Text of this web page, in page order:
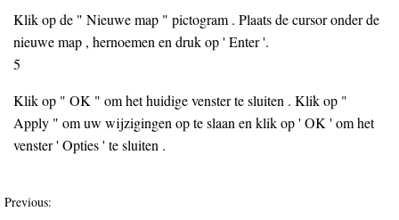
Klik op de " Nieuwe map " pictogram . Plaats de cursor onder de
nieuwe map , hernoemen en druk op ' Enter '.
5
Klik op " OK " om het huidige venster te sluiten . Klik op "
Apply " om uw wijzigingen op te slaan en klik op ' OK ' om het
venster ' Opties ' te sluiten .
Previous: